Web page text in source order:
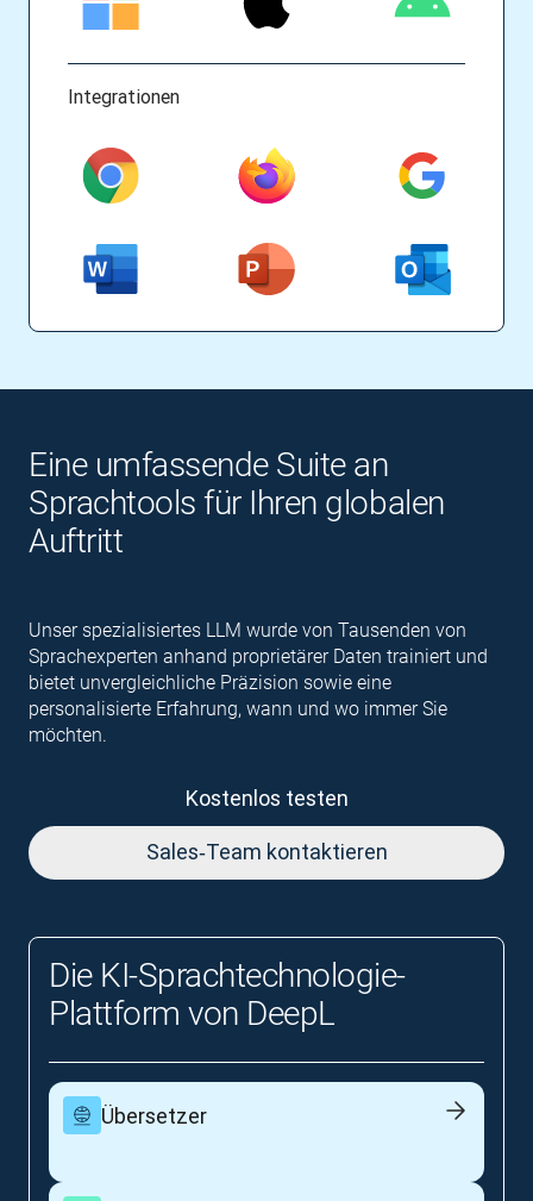
Eine umfassende Suite an
Sprachtools für Ihren globalen
Auftritt
Unser spezialisiertes LLM wurde von Tausenden von
Sprachexperten anhand proprietärer Daten trainiert und
bietet unvergleichliche Präzision sowie eine
personalisierte Erfahrung, wann und wo immer Sie
möchten.
Kostenlos testen
Sales‑Team kontaktieren
Die KI‑Sprachtechnologie-
Plattform von DeepL
Übersetzer
Integrationen